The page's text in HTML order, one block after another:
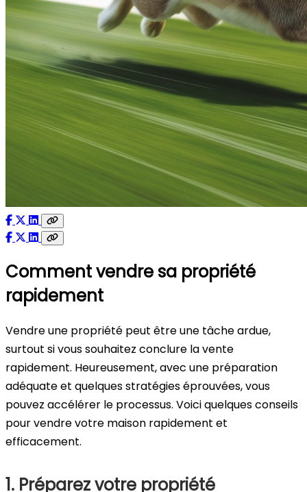
Comment vendre sa propriété
rapidement
Vendre une propriété peut être une tâche ardue,
surtout si vous souhaitez conclure la vente
rapidement. Heureusement, avec une préparation
adéquate et quelques stratégies éprouvées, vous
pouvez accélérer le processus. Voici quelques conseils
pour vendre votre maison rapidement et
efficacement.
1. Préparez votre propriété